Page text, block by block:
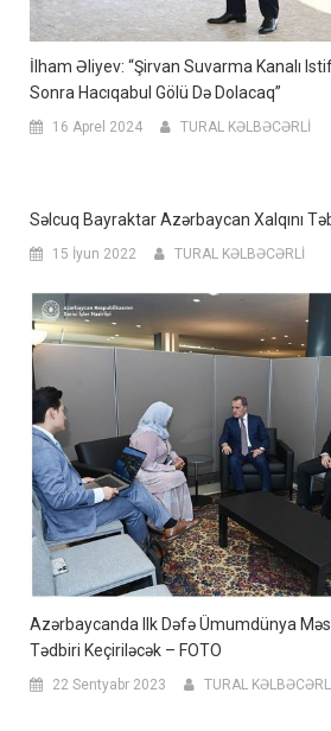
İlham Əliyev: “Şirvan Suvarma Kanalı
Sonra Hacıqabul Gölü Də Dolacaq”
16 Aprel 2024 TURAL KƏLBƏCƏRLİ
Səlcuq Bayraktar Azərbaycan Xalqını
15 İyun 2022 TURAL KƏLBƏCƏRLİ
Azərbaycanda Ilk Dəfə Ümumdünya
Tədbiri Keçiriləcək – FOTO
22 Sentyabr 2023 TURAL